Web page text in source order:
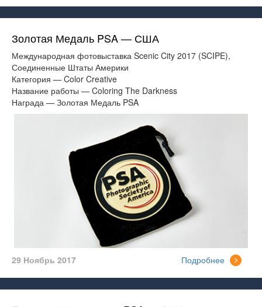
Золотая Медаль PSA — США
Международная фотовыставка Scenic City 2017 (SCIPE),
Соединенные Штаты Америки
Категория — Color Creative
Название работы — Coloring The Darkness
Награда — Золотая Медаль PSA
29 Ноябрь 2017 Подробнее